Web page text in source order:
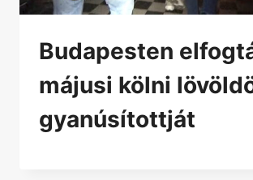
Budapesten
májusi kölni
gyanúsítottját